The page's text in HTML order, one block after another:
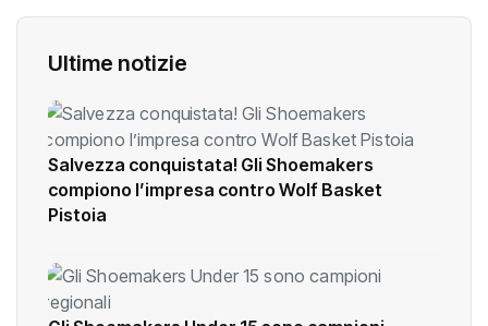
Ultime notizie
Salvezza conquistata! Gli Shoemakers
compiono l’impresa contro Wolf Basket
Pistoia